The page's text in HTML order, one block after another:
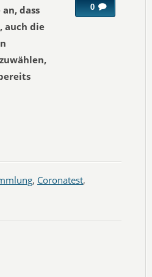
dass
auch die
0
, Coronatest,